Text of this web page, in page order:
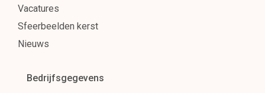
Vacatures
Sfeerbeelden kerst
Nieuws
Bedrijfsgegevens